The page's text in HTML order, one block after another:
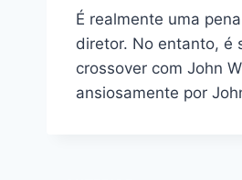
É realmente uma
diretor. No entanto, é
crossover com John
ansiosamente por